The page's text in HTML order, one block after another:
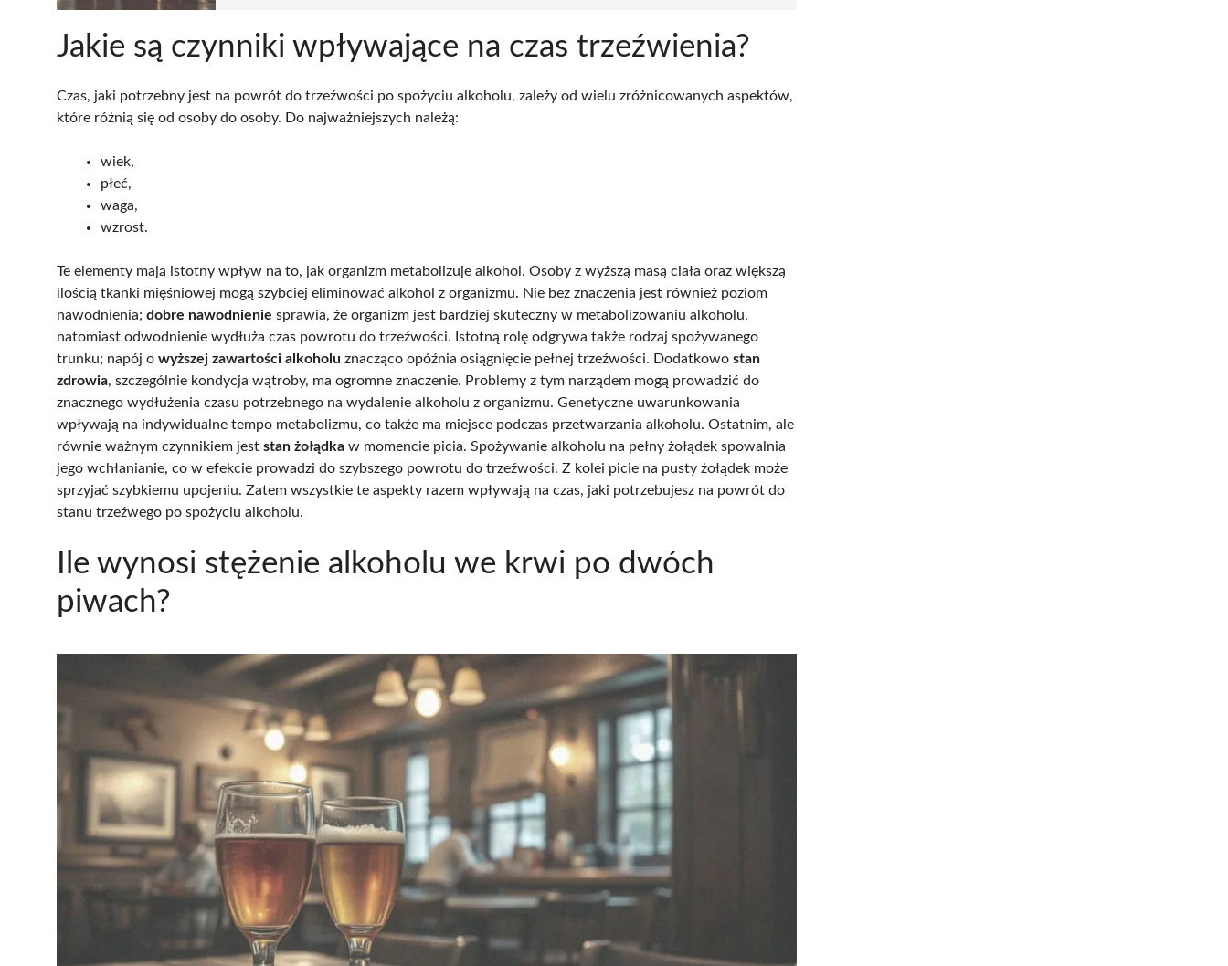
Jakie są czynniki wpływające na czas trzeźwienia?
Czas, jaki potrzebny jest na powrót do trzeźwości po spożyciu alkoholu, zależy od wielu zróżnicowanych aspektów,
które różnią się od osoby do osoby. Do najważniejszych należą:
wiek,
płeć,
waga,
wzrost.
Te elementy mają istotny wpływ na to, jak organizm metabolizuje alkohol. Osoby z wyższą masą ciała oraz większą
ilością tkanki mięśniowej mogą szybciej eliminować alkohol z organizmu. Nie bez znaczenia jest również poziom
nawodnienia; dobre nawodnienie sprawia, że organizm jest bardziej skuteczny w metabolizowaniu alkoholu,
natomiast odwodnienie wydłuża czas powrotu do trzeźwości. Istotną rolę odgrywa także rodzaj spożywanego
trunku; napój o wyższej zawartości alkoholu znacząco opóźnia osiągnięcie pełnej trzeźwości. Dodatkowo stan
zdrowia, szczególnie kondycja wątroby, ma ogromne znaczenie. Problemy z tym narządem mogą prowadzić do
znacznego wydłużenia czasu potrzebnego na wydalenie alkoholu z organizmu. Genetyczne uwarunkowania
wpływają na indywidualne tempo metabolizmu, co także ma miejsce podczas przetwarzania alkoholu. Ostatnim, ale
równie ważnym czynnikiem jest stan żołądka w momencie picia. Spożywanie alkoholu na pełny żołądek spowalnia
jego wchłanianie, co w efekcie prowadzi do szybszego powrotu do trzeźwości. Z kolei picie na pusty żołądek może
sprzyjać szybkiemu upojeniu. Zatem wszystkie te aspekty razem wpływają na czas, jaki potrzebujesz na powrót do
stanu trzeźwego po spożyciu alkoholu.
Ile wynosi stężenie alkoholu we krwi po dwóch
piwach?